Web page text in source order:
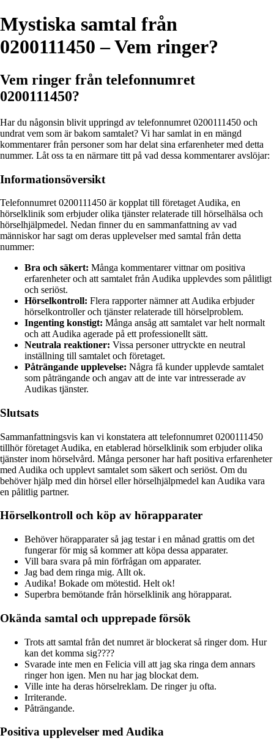
Mystiska samtal från
0200111450 – Vem ringer?
Vem ringer från telefonnumret
0200111450?
Har du någonsin blivit uppringd av telefonnumret 0200111450 och
undrat vem som är bakom samtalet? Vi har samlat in en mängd
kommentarer från personer som har delat sina erfarenheter med detta
nummer. Låt oss ta en närmare titt på vad dessa kommentarer avslöjar:
Informationsöversikt
Telefonnumret 0200111450 är kopplat till företaget Audika, en
hörselklinik som erbjuder olika tjänster relaterade till hörselhälsa och
hörselhjälpmedel. Nedan finner du en sammanfattning av vad
människor har sagt om deras upplevelser med samtal från detta
nummer:
Bra och säkert: Många kommentarer vittnar om positiva
erfarenheter och att samtalet från Audika upplevdes som pålitligt
och seriöst.
Hörselkontroll: Flera rapporter nämner att Audika erbjuder
hörselkontroller och tjänster relaterade till hörselproblem.
Ingenting konstigt: Många ansåg att samtalet var helt normalt
och att Audika agerade på ett professionellt sätt.
Neutrala reaktioner: Vissa personer uttryckte en neutral
inställning till samtalet och företaget.
Påträngande upplevelse: Några få kunder upplevde samtalet
som påträngande och angav att de inte var intresserade av
Audikas tjänster.
Slutsats
Sammanfattningsvis kan vi konstatera att telefonnumret 0200111450
tillhör företaget Audika, en etablerad hörselklinik som erbjuder olika
tjänster inom hörselvård. Många personer har haft positiva erfarenheter
med Audika och upplevt samtalet som säkert och seriöst. Om du
behöver hjälp med din hörsel eller hörselhjälpmedel kan Audika vara
en pålitlig partner.
Hörselkontroll och köp av hörapparater
Behöver hörapparater så jag testar i en månad grattis om det
fungerar för mig så kommer att köpa dessa apparater.
Vill bara svara på min förfrågan om apparater.
Jag bad dem ringa mig. Allt ok.
Audika! Bokade om mötestid. Helt ok!
Superbra bemötande från hörselklinik ang hörapparat.
Okända samtal och upprepade försök
Trots att samtal från det numret är blockerat så ringer dom. Hur
kan det komma sig????
Svarade inte men en Felicia vill att jag ska ringa dem annars
ringer hon igen. Men nu har jag blockat dem.
Ville inte ha deras hörselreklam. De ringer ju ofta.
Irriterande.
Påträngande.
Positiva upplevelser med Audika